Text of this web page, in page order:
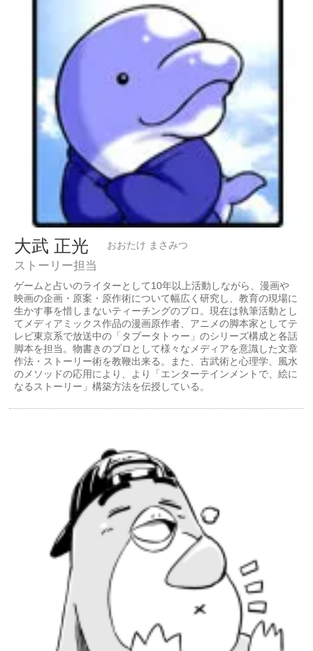
大武 正光 おおたけ まさみつ
ストーリー担当
ゲームと占いのライターとして10年以上活動しながら、漫画や
映画の企画・原案・原作術について幅広く研究し、教育の現場に
生かす事を惜しまないティーチングのプロ。現在は執筆活動とし
てメディアミックス作品の漫画原作者、アニメの脚本家としてテ
レビ東京系で放送中の「タブータトゥー」のシリーズ構成と各話
脚本を担当。物書きのプロとして様々なメディアを意識した文章
作法・ストーリー術を教鞭出来る。また、古武術と心理学、風水
のメソッドの応用により、より「エンターテインメントで、絵に
なるストーリー」構築方法を伝授している。